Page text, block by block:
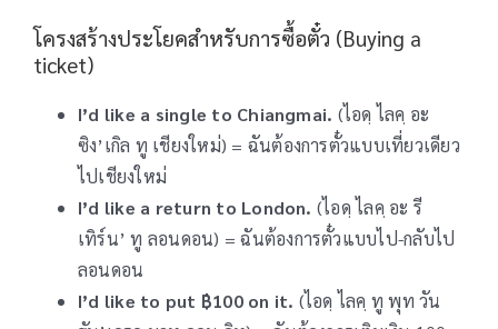
โครงสร้างประโยคสำหรับการซื้อตั๋ว (Buying a
ticket)
I’d like a single to Chiangmai. (ไอดฺ ไลคฺ อะ
ซิง’เกิล ทู เชียงใหม่) = ฉันต้องการตั๋วแบบเที่ยวเดียว
ไปเชียงใหม่
I’d like a return to London. (ไอดฺ ไลคฺ อะ รี
เทิร์น’ ทู ลอนดอน) = ฉันต้องการตั๋วแบบไป-กลับไป
ลอนดอน
I’d like to put ฿100 on it. (ไอดฺ ไลคฺ ทู พุท วัน